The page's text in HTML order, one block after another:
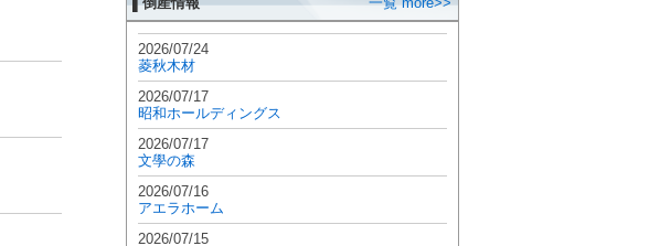
2026/07/24
菱秋木材
2026/07/17
昭和ホールディングス
2026/07/17
文學の森
2026/07/16
アエラホーム
2026/07/15